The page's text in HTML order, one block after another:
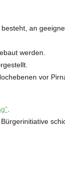
an
werden.
vor